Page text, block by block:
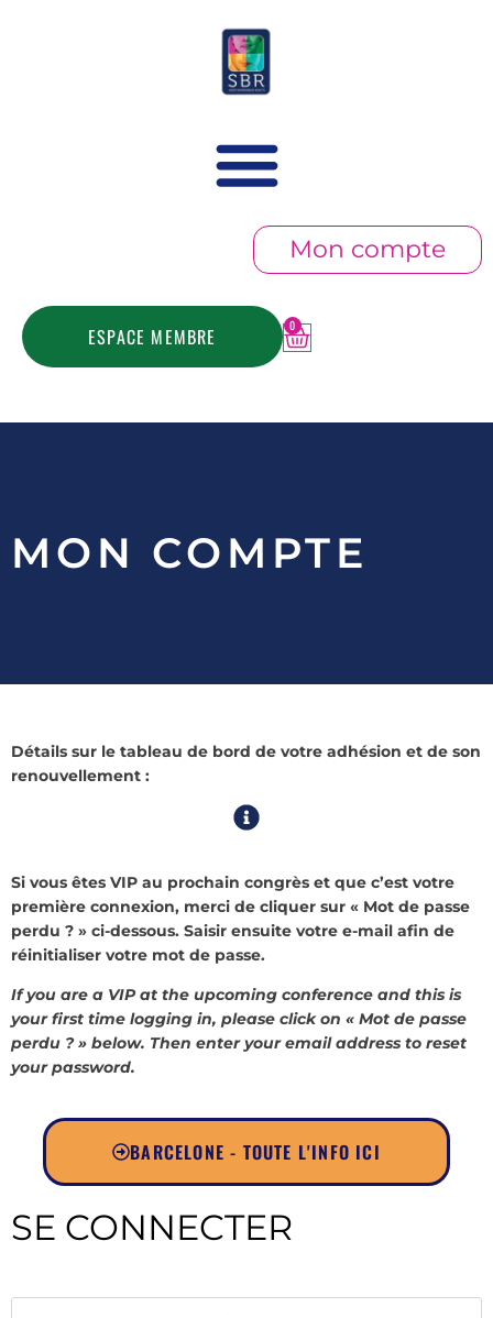
Mon compte
ESPACE MEMBRE 0
MON COMPTE
Détails sur le tableau de bord de votre adhésion et de son
renouvellement :
Si vous êtes VIP au prochain congrès et que c’est votre
première connexion, merci de cliquer sur « Mot de passe
perdu ? » ci-dessous. Saisir ensuite votre e-mail afin de
réinitialiser votre mot de passe.
If you are a VIP at the upcoming conference and this is
your first time logging in, please click on « Mot de passe
perdu ? » below. Then enter your email address to reset
your password.
BARCELONE - TOUTE L'INFO ICI
SE CONNECTER